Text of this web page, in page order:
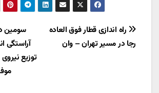
راهبری
نوشته
سومین
آراستگی
توزیع
راه اندازی قطار فوق العاده
رجا در مسیر تهران – وان